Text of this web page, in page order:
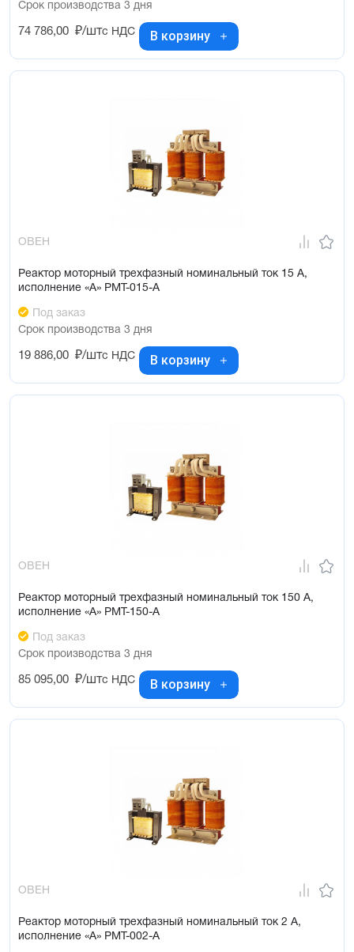
Срок производства 3 дня
74 786,00 ₽/штс НДС В корзину
ОВЕН
Реактор моторный трехфазный номинальный ток 15 А,
исполнение «А» РМТ-015-А
Под заказ
Срок производства 3 дня
19 886,00 ₽/штс НДС В корзину
ОВЕН
Реактор моторный трехфазный номинальный ток 150 А,
исполнение «А» РМТ-150-А
Под заказ
Срок производства 3 дня
85 095,00 ₽/штс НДС В корзину
ОВЕН
Реактор моторный трехфазный номинальный ток 2 А,
исполнение «А» РМТ-002-А